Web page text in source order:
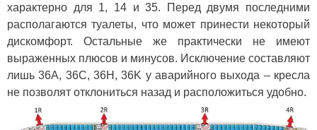
характерно для 1, 14 и 35. Перед двумя последними
располагаются туалеты, что может принести некоторый
дискомфорт. Остальные же практически не имеют
выраженных плюсов и минусов. Исключение составляют
лишь 36A, 36C, 36H, 36K у аварийного выхода – кресла
не позволят отклониться назад и расположиться удобно.